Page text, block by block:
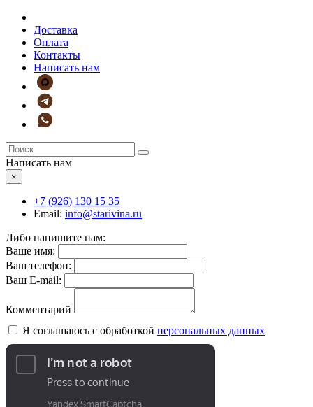
Доставка
Оплата
Контакты
Написать нам
Написать нам
×
+7 (926) 130 15 35
Email: info@starivina.ru
Либо напишите нам:
Ваше имя:
Ваш телефон:
Ваш E-mail:
Комментарий
Я соглашаюсь с обработкой персональных данных